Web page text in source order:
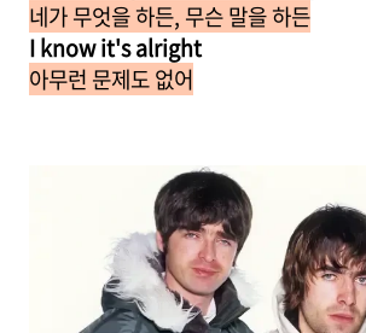
네가 무엇을 하든, 무슨 말을 하든
I know it's alright
아무런 문제도 없어